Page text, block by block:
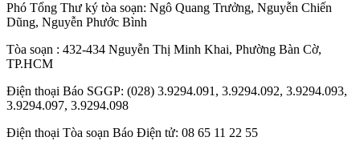
Phó Tổng Thư ký tòa soạn: Ngô Quang Trưởng, Nguyễn Chiến
Dũng, Nguyễn Phước Bình
Tòa soạn : 432-434 Nguyễn Thị Minh Khai, Phường Bàn Cờ,
TP.HCM
Điện thoại Báo SGGP: (028) 3.9294.091, 3.9294.092, 3.9294.093,
3.9294.097, 3.9294.098
Điện thoại Tòa soạn Báo Điện tử: 08 65 11 22 55